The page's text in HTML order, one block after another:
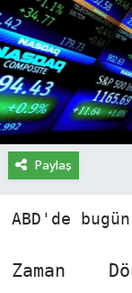
Paylaş
ABD'de
Yasal Uyarı